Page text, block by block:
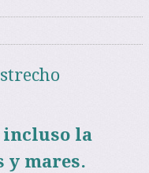
incluso la
y mares.